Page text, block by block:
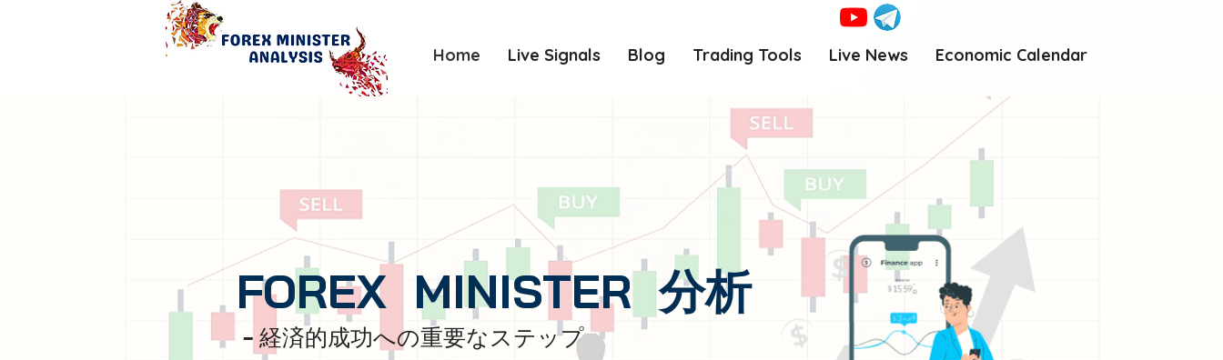
Home Live Signals Blog Trading Tools Live News Economic Calendar
FOREX MINISTER 分析
- 経済的成功への重要なステップ